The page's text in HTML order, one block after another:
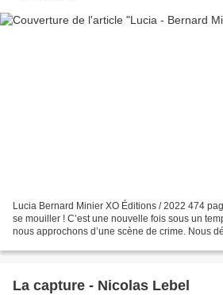
Lucia Bernard Minier XO Éditions / 2022 474
se mouiller ! C’est une nouvelle fois sous un
nous approchons d’une scène de crime. Nous
La capture - Nicolas Lebel